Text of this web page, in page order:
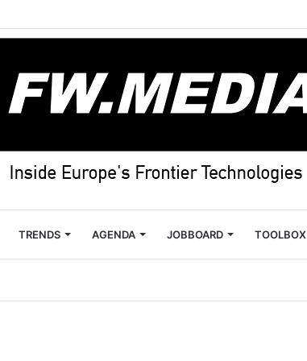
TRENDS AGENDA JOBBOARD TOOLBOX